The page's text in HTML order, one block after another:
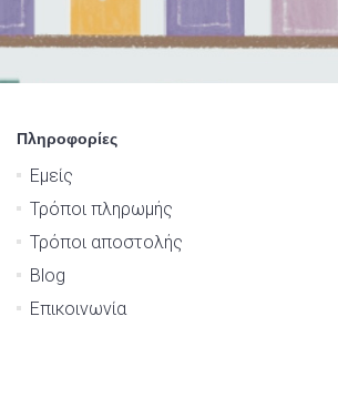
Πληροφορίες
Εμείς
Τρόποι πληρωμής
Τρόποι αποστολής
Blog
Επικοινωνία